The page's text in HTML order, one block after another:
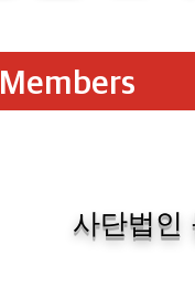
Members
사단법인